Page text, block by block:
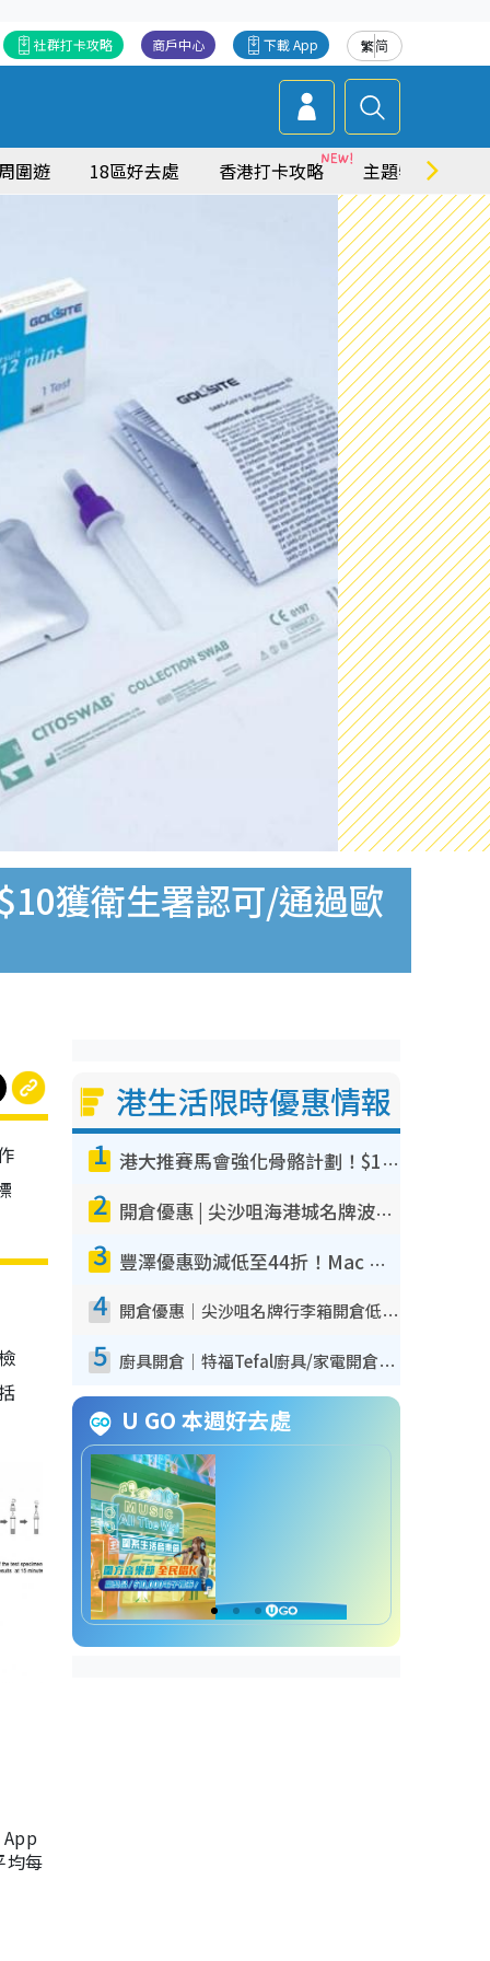
繁简
下載 App
商戶中心
社群打卡攻略
圍遊 18區好去處 香港打卡攻略 主題特集
獲衛生署認可/通過歐
均每
港生活限時優惠情報
1 港大推賽馬會強化骨骼計劃！$100骨質密度X光檢查 完成免費運動訓練送超市禮券！附參加資格
2 開倉優惠 | 尖沙咀海港城名牌波鞋開倉低至1折！On鞋$899起／Joy&Peace鞋履$98起
3 豐澤優惠勁減低至44折！Mac mini/iPhone17Pro大減價！廚房家電$220起
4 開倉優惠｜尖沙咀名牌行李箱開倉低至4折！一連5日 American Tourister/ace./Hallmark $200起！
5 廚具開倉｜特福Tefal廚具/家電開倉低至3折！$220起買平底鍋/炒鑊/湯煲！電飯煲/吸塵機/燙斗$418起
U GO 本週好去處